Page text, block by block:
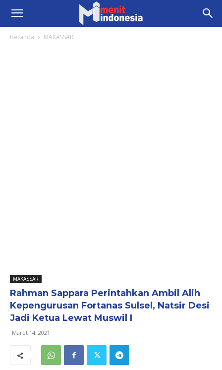
Beranda MAKASSAR
MAKASSAR
Rahman Sappara Perintahkan Ambil Alih
Kepengurusan Fortanas Sulsel, Natsir Desi
Jadi Ketua Lewat Muswil I
Maret 14, 2021